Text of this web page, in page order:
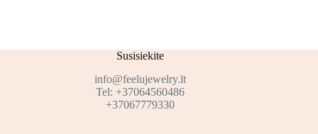
Susisiekite
info@feelujewelry.lt
Tel: +37064560486
+37067779330